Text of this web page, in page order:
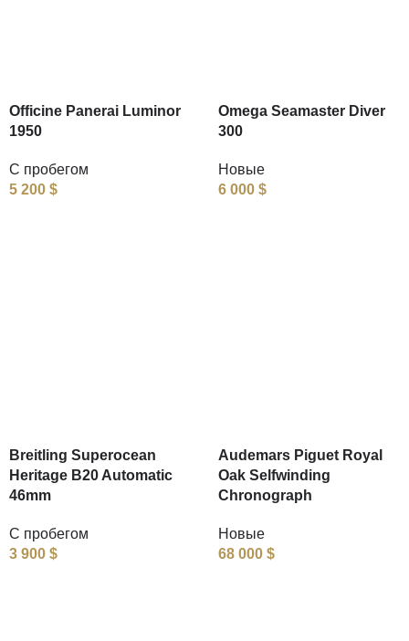
Officine Panerai Luminor
1950
С пробегом
5 200 $
Omega Seamaster Diver
300
Новые
6 000 $
Breitling Superocean
Heritage B20 Automatic
46mm
С пробегом
3 900 $
Audemars Piguet Royal
Oak Selfwinding
Chronograph
Новые
68 000 $